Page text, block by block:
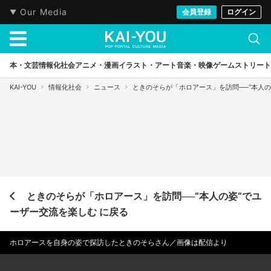
Our Media 会員登録 ログイン
本・文芸情報化社会アニメ・漫画イラスト・アート音楽・映像ゲームストリート
KAI-YOU 情報化社会 ニュース ときのそらが「ホロアース」を訪問──“本人
ときのそらが「ホロアース」を訪問──“本人の姿“でユ
ーザー交流を楽しむ に戻る
ホロアースを自身の姿で探訪したときのそらさん／画像は配信より